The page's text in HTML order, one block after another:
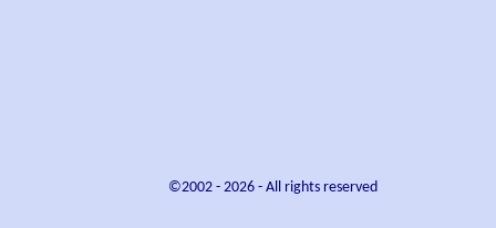
©2002 - 2026- All rights reserved